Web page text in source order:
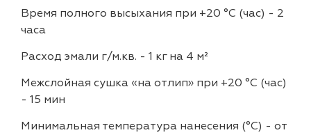
Время полного высыхания при +20 °С (час) - 2
часа
Расход эмали г/м.кв. - 1 кг на 4 м²
Межслойная сушка «на отлип» при +20 °С (час)
- 15 мин
Минимальная температура нанесения (°С) - от